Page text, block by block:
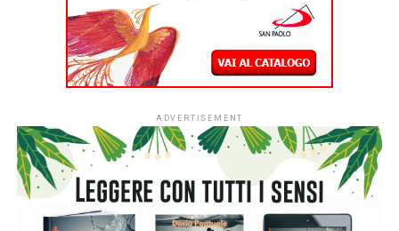
Il Premio è organizzato con la collaborazione della
prestigiosa Accademia Nazionale dell’olivo e dell’olio e
con Agra Editrice. Il concorso presieduto da Bruno
Gambacorta, giornalista Rai, e indetto da Pandolea
Leggere:tutti. C’è tempo fino al 15 gennaio 2020 per la
realizzazione di racconti brevi (massimo 6000 caratteri
compresi gli spazi) e di poesie (massimo 35 versi) aventi
per oggetto la filiera dell’olio extravergine di qualità.